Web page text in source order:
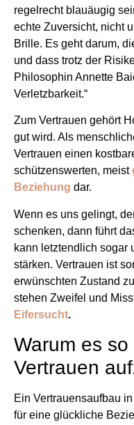
regelrecht blauäugig
echte Zuversicht, nicht
Brille. Es geht darum,
und dass trotz der
Philosophin Annette
Verletzbarkeit.“
Zum Vertrauen gehört
gut wird. Als
Vertrauen einen
schützenswerten, meist
Beziehung dar.
Wenn es uns gelingt,
schenken, dann führt
kann letztendlich sogar
stärken. Vertrauen ist
erwünschten Zustand
stehen Zweifel und
Eifersucht.
Warum es
Vertrauen
Ein Vertrauensaufbau
für eine glückliche